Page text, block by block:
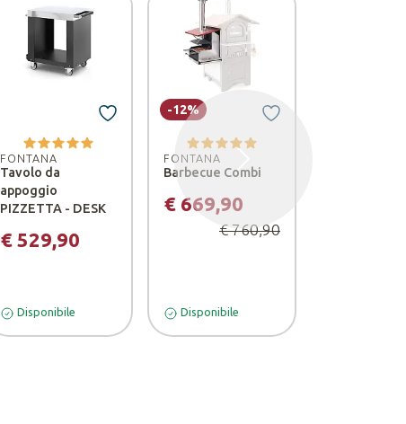
FONTANA
Tavolo da
appoggio
PIZZETTA - DESK
€ 529,90
Disponibile
FONTANA
Barbecue Combi
€ 669,90
€ 760,90
-12%
Disponibile
Successivo